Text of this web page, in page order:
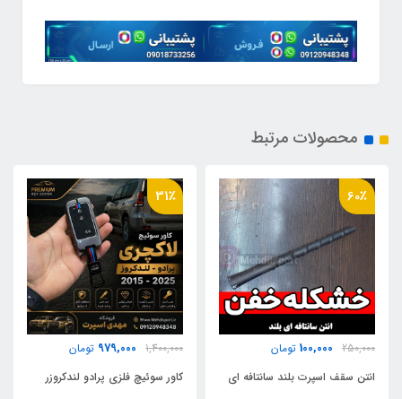
محصولات مرتبط
60٪
250,000
100,000 تومان
انتن سقف اسپرت بلند سانتافه ای
31٪
1,400,000
979,000 تومان
کاور سوئیچ فلزی پرادو لندکروزر